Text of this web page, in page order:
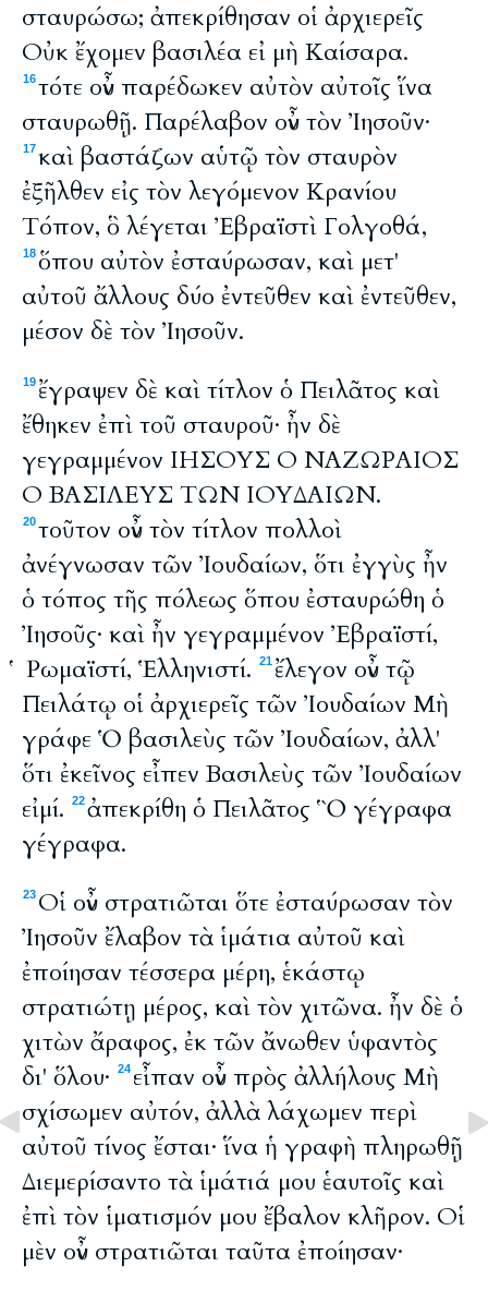
σταυρώσω; ἀπεκρίθησαν οἱ ἀρχιερεῖς
Οὐκ ἔχομεν βασιλέα εἰ μὴ Καίσαρα.
16τότε οὖν παρέδωκεν αὐτὸν αὐτοῖς ἵνα
σταυρωθῇ. Παρέλαβον οὖν τὸν Ἰησοῦν·
17καὶ βαστάζων αὑτῷ τὸν σταυρὸν
ἐξῆλθεν εἰς τὸν λεγόμενον Κρανίου
Τόπον, ὃ λέγεται Ἐβραϊστὶ Γολγοθά,
18ὅπου αὐτὸν ἐσταύρωσαν, καὶ μετ'
αὐτοῦ ἄλλους δύο ἐντεῦθεν καὶ ἐντεῦθεν,
μέσον δὲ τὸν Ἰησοῦν.
19 ἔγραψεν δὲ καὶ τίτλον ὁ Πειλᾶτος καὶ
ἔθηκεν ἐπὶ τοῦ σταυροῦ· ἦν δὲ
γεγραμμένον ΙΗΣΟΥΣ Ο ΝΑΖΩΡΑΙΟΣ
Ο ΒΑΣΙΛΕΥΣ ΤΩΝ ΙΟΥΔΑΙΩΝ.
20τοῦτον οὖν τὸν τίτλον πολλοὶ
ἀνέγνωσαν τῶν Ἰουδαίων, ὅτι ἐγγὺς ἦν
ὁ τόπος τῆς πόλεως ὅπου ἐσταυρώθη ὁ
Ἰησοῦς· καὶ ἦν γεγραμμένον Ἐβραϊστί,
Ῥωμαϊστί, Ἑλληνιστί.
21 ἔλεγον οὖν τῷ
Πειλάτῳ οἱ ἀρχιερεῖς τῶν Ἰουδαίων Μὴ
γράφε Ὁ βασιλεὺς τῶν Ἰουδαίων, ἀλλ'
ὅτι ἐκεῖνος εἶπεν Βασιλεὺς τῶν Ἰουδαίων
εἰμί.
22ἀπεκρίθη ὁ Πειλᾶτος Ὃ γέγραφα
γέγραφα.
23 Οἱ οὖν στρατιῶται ὅτε ἐσταύρωσαν τὸν
Ἰησοῦν ἔλαβον τὰ ἱμάτια αὐτοῦ καὶ
ἐποίησαν τέσσερα μέρη, ἑκάστῳ
στρατιώτῃ μέρος, καὶ τὸν χιτῶνα. ἦν δὲ ὁ
χιτὼν ἄραφος, ἐκ τῶν ἄνωθεν ὑφαντὸς
δι' ὅλου·
24 εἶπαν οὖν πρὸς ἀλλήλους Μὴ
σχίσωμεν αὐτόν, ἀλλὰ λάχωμεν περὶ
αὐτοῦ τίνος ἔσται· ἵνα ἡ γραφὴ πληρωθῇ
Διεμερίσαντο τὰ ἱμάτιά μου ἑαυτοῖς καὶ
ἐπὶ τὸν ἱματισμόν μου ἔβαλον κλῆρον. Οἱ
μὲν οὖν στρατιῶται ταῦτα ἐποίησαν·